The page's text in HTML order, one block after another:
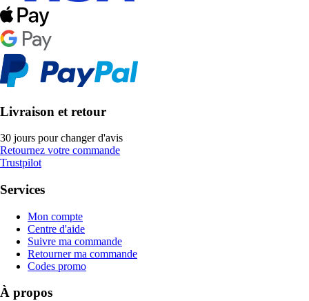
Livraison et retour
30 jours pour changer d'avis
Retournez votre commande
Trustpilot
Services
Mon compte
Centre d'aide
Suivre ma commande
Retourner ma commande
Codes promo
À propos